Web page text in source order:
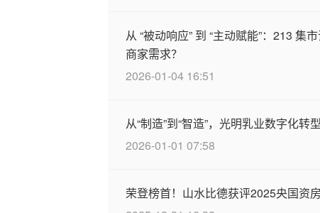
从 “被动响应” 到 “主动赋能”：213
商家需求？
2026-01-04 16:51
从“制造”到“智造”，光明乳业数字化转
2026-01-01 07:58
荣登榜首！山水比德获评2025央国资